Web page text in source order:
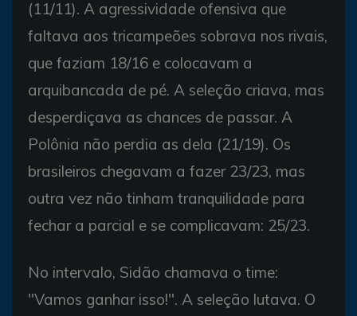
(11/11). A agressividade ofensiva que
faltava aos tricampeões sobrava nos rivais,
que faziam 18/16 e colocavam a
arquibancada de pé. A seleção criava, mas
desperdiçava as chances de passar. A
Polônia não perdia as dela (21/19). Os
brasileiros chegavam a fazer 23/23, mas
outra vez não tinham tranquilidade para
fechar a parcial e se complicavam: 25/23.
No intervalo, Sidão chamava o time:
"Vamos ganhar isso!". A seleção lutava. O